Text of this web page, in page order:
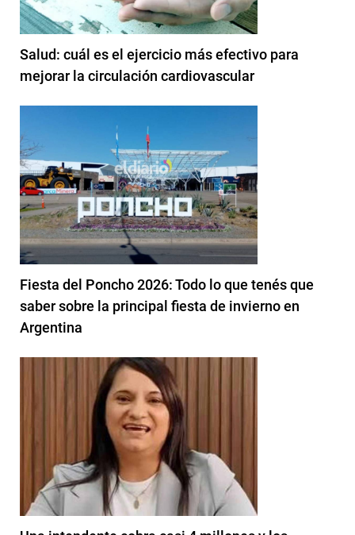
Salud: cuál es el ejercicio más efectivo para
mejorar la circulación cardiovascular
Fiesta del Poncho 2026: Todo lo que tenés que
saber sobre la principal fiesta de invierno en
Argentina